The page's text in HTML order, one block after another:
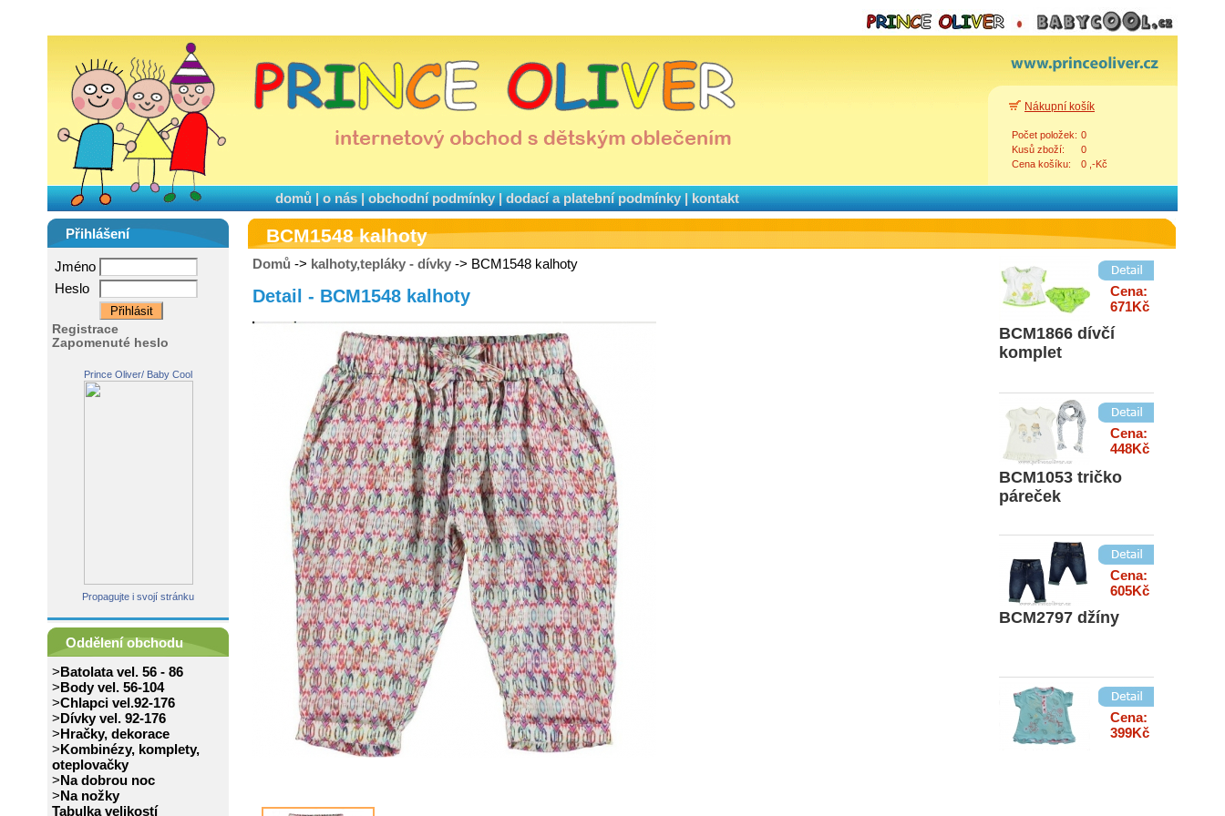
domů|o nás|obchodní podmínky|dodací a platební podmínky|kontakt
Nákupní košík
Počet položek: 0
Kusů zboží:
0
Cena košíku:
0 ,-Kč
Přihlášení
Jméno
Heslo
Registrace
Zapomenuté heslo
Prince Oliver/ Baby Cool
Propagujte i svojí stránku
Oddělení obchodu
>Batolata vel. 56 - 86
>Body vel. 56-104
>Chlapci vel.92-176
>Dívky vel. 92-176
>Hračky, dekorace
>Kombinézy, komplety,
oteplovačky
>Na dobrou noc
>Na nožky
Tabulka velikostí
BCM1548 kalhoty
Zpět
Domů -> kalhoty,tepláky - dívky -> BCM1548 kalhoty
Detail - BCM1548 kalhoty
W181557 tílko želva
389Kč
BCM1651 komplet s
medvídkem
BCM1866 dívčí
komplet
Cena:
671Kč
BCM1053 tričko
páreček
Cena:
448Kč
BCM2797 džíny
Cena:
605Kč
Cena:
399Kč